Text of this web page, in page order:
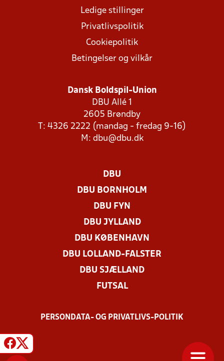
Ledige stillinger
Privatlivspolitik
Cookiepolitik
Betingelser og vilkår
Dansk Boldspil-Union
DBU Allé 1
2605 Brøndby
T: 4326 2222 (mandag - fredag 9-16)
M: dbu@dbu.dk
DBU
DBU BORNHOLM
DBU FYN
DBU JYLLAND
DBU KØBENHAVN
DBU LOLLAND-FALSTER
DBU SJÆLLAND
FUTSAL
PERSONDATA- OG PRIVATLIVS-POLITIK